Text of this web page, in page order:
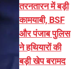
तरनतारन में बड़ी
कामयाबी, BSF
और पंजाब पुलिस
ने हथियारों की
बड़ी खेप बरामद